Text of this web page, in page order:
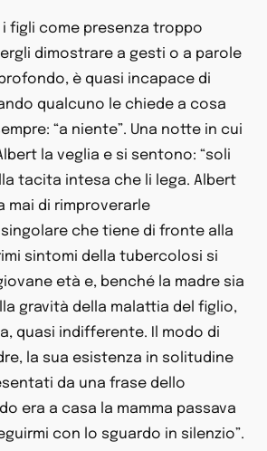
figli come presenza troppo
dimostrare a gesti o a parole
è quasi incapace di
qualcuno le chiede a cosa
“a niente”. Una notte in cui
la veglia e si sentono: “soli
tacita intesa che li lega. Albert
mai di rimproverarle
che tiene di fronte alla
sintomi della tubercolosi si
età e, benché la madre sia
gravità della malattia del figlio,
quasi indifferente. Il modo di
la sua esistenza in solitudine
da una frase dello
era a casa la mamma passava
con lo sguardo in silenzio”.